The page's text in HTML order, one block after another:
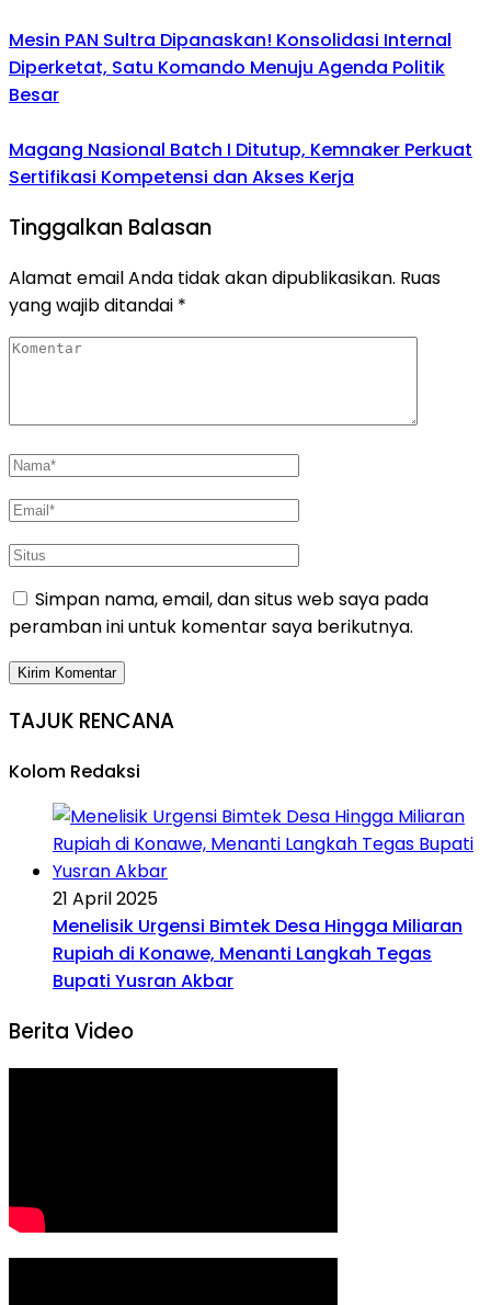
Mesin PAN Sultra Dipanaskan! Konsolidasi Internal
Diperketat, Satu Komando Menuju Agenda Politik
Besar
Magang Nasional Batch I Ditutup, Kemnaker Perkuat
Sertifikasi Kompetensi dan Akses Kerja
Tinggalkan Balasan
Alamat email Anda tidak akan dipublikasikan. Ruas
yang wajib ditandai *
Simpan nama, email, dan situs web saya pada
peramban ini untuk komentar saya berikutnya.
TAJUK RENCANA
Kolom Redaksi
21 April 2025
Menelisik Urgensi Bimtek Desa Hingga Miliaran
Rupiah di Konawe, Menanti Langkah Tegas
Bupati Yusran Akbar
Berita Video